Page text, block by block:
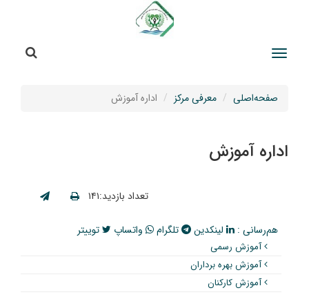
صفحه‌اصلی معرفی مرکز اداره آموزش
اداره آموزش
تعداد بازدید:۱۴۱
هم‌رسانی : لینکدین تلگرام واتساپ توییتر
آموزش رسمی
آموزش بهره برداران
آموزش کارکنان